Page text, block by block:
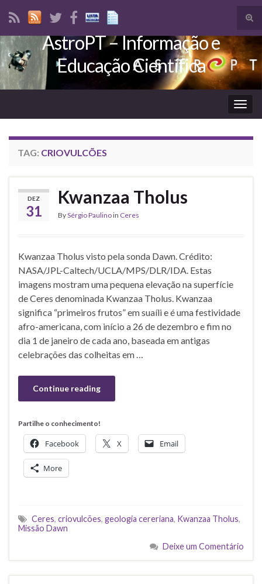
Search for:
AstroPT – Informação e
Educação Científica
TAG: CRIOVULCÕES
DEZ
31
Kwanzaa Tholus
BySérgio Paulinoin Ceres
Kwanzaa Tholus visto pela sonda Dawn. Crédito:
NASA/JPL-Caltech/UCLA/MPS/DLR/IDA. Estas
imagens mostram uma pequena elevação na superfície
de Ceres denominada Kwanzaa Tholus. Kwanzaa
significa “primeiros frutos” em suaíli e é uma festividade
afro-americana, com início a 26 de dezembro e fim no
dia 1 de janeiro de cada ano, baseada em antigas
celebrações das colheitas em …
Continue reading
Partilhe o conhecimento!
Facebook X Email
More
Ceres, criovulcões, geologia cereriana, Kwanzaa Tholus,
Missão Dawn
Deixe um Comentário